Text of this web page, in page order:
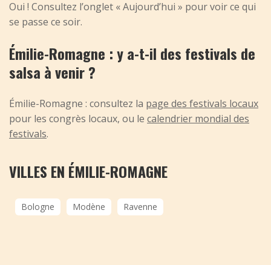
Oui ! Consultez l’onglet « Aujourd’hui » pour voir ce qui
se passe ce soir.
Émilie-Romagne : y a-t-il des festivals de
salsa à venir ?
Émilie-Romagne : consultez la page des festivals locaux
pour les congrès locaux, ou le calendrier mondial des
festivals.
VILLES EN ÉMILIE-ROMAGNE
Bologne Modène Ravenne